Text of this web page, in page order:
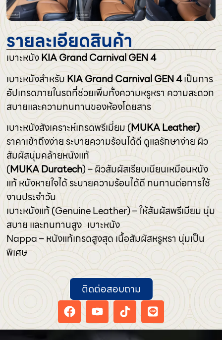
รายละเอียดสินค้า
เบาะหนังKIA Grand Carnival GEN 4
เบาะหนังสำหรับKIA Grand Carnival GEN 4เป็นการ
อัปเกรดภายในรถที่ช่วยเพิ่มทั้งความหรูหรา ความสะดวก
สบายและความทนทานของห้องโดยสาร
เบาะหนังสังเคราะห์เกรดพรีเมี่ยม (MUKA Leather)
ราคาเข้าถึงง่าย ระบายความร้อนได้ดี ดูแลรักษาง่าย ผิว
สัมผัสนุ่มคล้ายหนังแท้
(MUKA Duratech) – ผิวสัมผัสเรียบเนียนเหมือนหนัง
แท้ หนังหายใจได้ ระบายความร้อนได้ดี ทนทานต่อการใช้
งานประจำวัน
เบาะหนังแท้ (Genuine Leather) – ให้สัมผัสพรีเมียม นุ่ม
สบาย และทนทานสูง เบาะหนัง
Nappa – หนังแท้เกรดสูงสุด เนื้อสัมผัสหรูหรา นุ่มเป็น
พิเศษ
ติดต่อสอบถาม